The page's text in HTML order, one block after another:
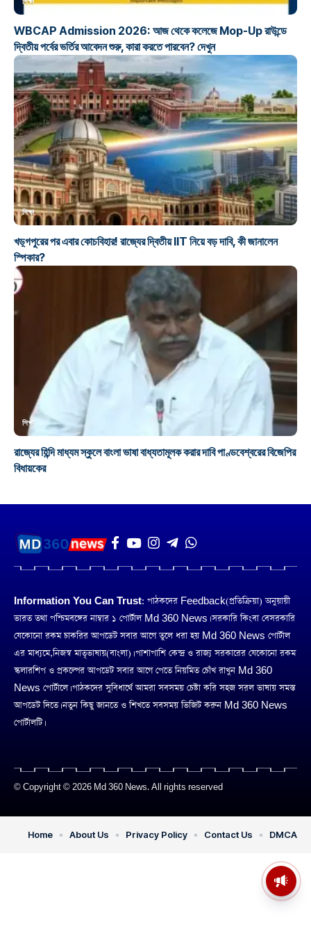
শিক্ষা
WBCAP Admission 2026: আজ থেকে কলেজে Mop-Up রাউন্ডে
দ্বিতীয় পর্বের ভর্তির আবেদন শুরু, কারা করতে পারবেন? দেখুন
শিক্ষা
খড়্গপুরের পর এবার কোচবিহার! রাজ্যের দ্বিতীয় IIT নিয়ে বড় দাবি, কী জানালেন
স্পিকার?
শিক্ষা
রাজ্যের হিন্দি মাধ্যম স্কুলে বাংলা ভাষা বাধ্যতামূলক করার দাবি পাণ্ডবেশ্বরের বিজেপির
বিধায়কের
Information You Can Trust: পাঠকদের Feedback(প্রতিক্রিয়া) অনুয়ায়ী
ভারত তথা পশ্চিমবঙ্গের নাম্বার ১ পোর্টাল Md 360 News। সরকারি কিংবা বেসরকারি
যেকোনো রকম চাকরির আপডেট সবার আগে তুলে ধরা হয় Md 360 News পোর্টাল
এর মাধ্যমে,নিজস্ব মাতৃভাষায়(বাংলা)। পাশাপাশি কেন্দ্র ও রাজ্য সরকারের যেকোনো রকম
স্কলারশিপ ও প্রকল্পের আপডেট সবার আগে পেতে নিয়মিত চোঁখ রাখুন Md 360
News পোর্টালে। পাঠকদের সুবিধার্থে আমরা সবসময় চেষ্টা করি সহজ সরল ভাষায় সমস্ত
আপডেট দিতে। নতুন কিছু জানতে ও শিখতে সবসময় ভিজিট করুন Md 360 News
পোর্টালটি।
© Copyright © 2026 Md 360 News. All rights reserved
Home About Us Privacy Policy Contact Us DMCA